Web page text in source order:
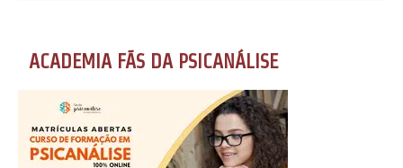
ACADEMIA FÃS DA PSICANÁLISE